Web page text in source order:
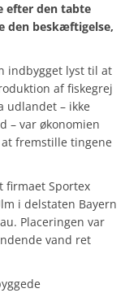
efter den tabte
den beskæftigelse,
indbygget lyst til at
af fiskegrej
udlandet – ikke
– var økonomien
fremstille tingene
firmaet Sportex
i delstaten Bayern
Placeringen var
vand ret